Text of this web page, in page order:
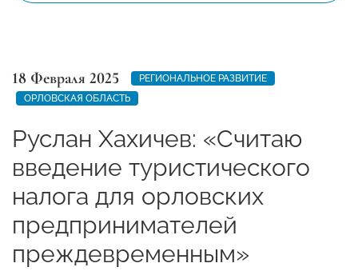
18 Февраля 2025
РЕГИОНАЛЬНОЕ РАЗВИТИЕ
ОРЛОВСКАЯ ОБЛАСТЬ
Руслан Хахичев: «Считаю
введение туристического
налога для орловских
предпринимателей
преждевременным»